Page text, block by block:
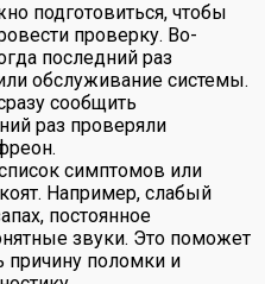
подготовиться, чтобы
проверку. Во-
последний раз
обслуживание системы.
сообщить
раз проверяли
симптомов или
Например, слабый
постоянное
звуки. Это поможет
причину поломки и